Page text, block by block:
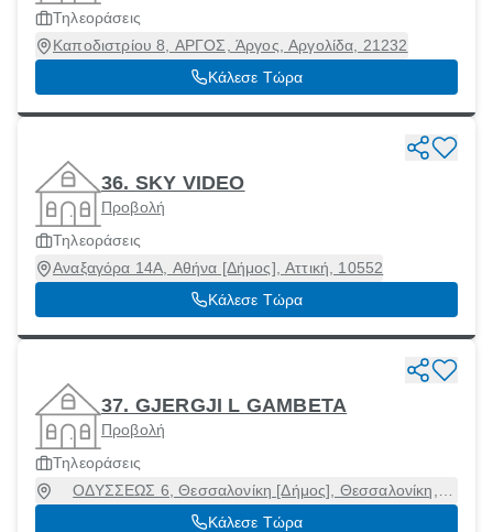
Τηλεοράσεις
Καποδιστρίου 8, ΑΡΓΟΣ, Άργος, Αργολίδα, 21232
Κάλεσε Τώρα
36. SKY VIDEO
Προβολή
Τηλεοράσεις
Αναξαγόρα 14Α, Αθήνα [Δήμος], Αττική, 10552
Κάλεσε Τώρα
37. GJERGJI L GAMBETA
Προβολή
Τηλεοράσεις
ΟΔΥΣΣΕΩΣ 6, Θεσσαλονίκη [Δήμος], Θεσσαλονίκη,
54627
Κάλεσε Τώρα